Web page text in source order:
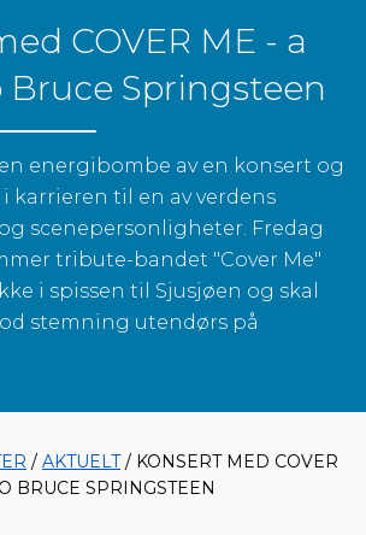
COVER ME - a
Springsteen
energibombe av en konsert og
karrieren til en av verdens
scenepersonligheter. Fredag
tribute-bandet "Cover Me"
i spissen til Sjusjøen og skal
stemning utendørs på
/ AKTUELT/ KONSERT MED COVER
BRUCE SPRINGSTEEN